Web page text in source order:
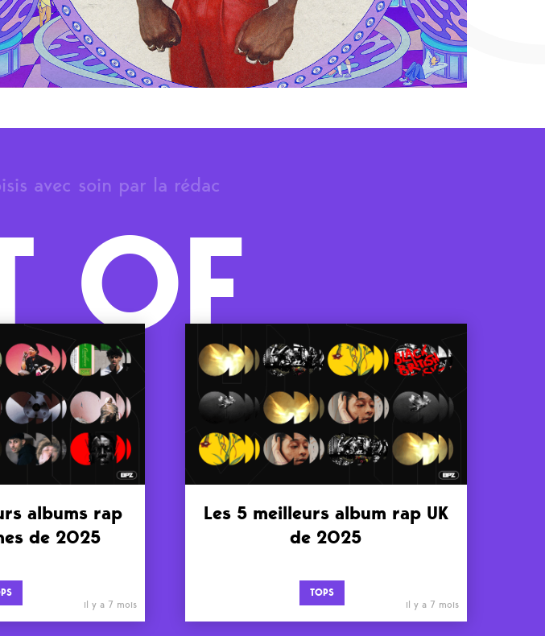
avec soin par la rédac
OF
albums rap
de 2025
il y a 7 mois
Les 5 meilleurs album rap UK
de 2025
TOPS
il y a 7 mois